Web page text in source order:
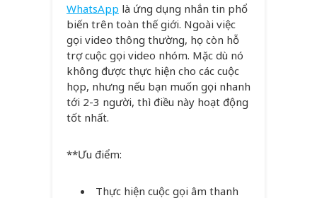
WhatsApp là ứng dụng nhắn tin phổ
biến trên toàn thế giới. Ngoài việc
gọi video thông thường, họ còn hỗ
trợ cuộc gọi video nhóm. Mặc dù nó
không được thực hiện cho các cuộc
họp, nhưng nếu bạn muốn gọi nhanh
tới 2-3 người, thì điều này hoạt động
tốt nhất.
**Ưu điểm:
Thực hiện cuộc gọi âm thanh